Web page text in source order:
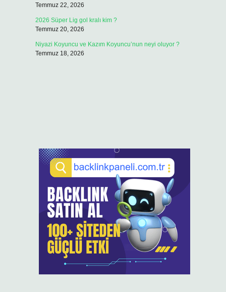
Temmuz 22, 2026
2026 Süper Lig gol kralı kim ?
Temmuz 20, 2026
Niyazi Koyuncu ve Kazım Koyuncu’nun neyi oluyor ?
Temmuz 18, 2026